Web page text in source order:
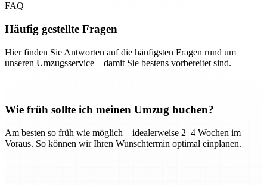
FAQ
Häufig gestellte Fragen
Hier finden Sie Antworten auf die häufigsten Fragen rund um
unseren Umzugsservice – damit Sie bestens vorbereitet sind.
Wie früh sollte ich meinen Umzug buchen?
Am besten so früh wie möglich – idealerweise 2–4 Wochen im
Voraus. So können wir Ihren Wunschtermin optimal einplanen.